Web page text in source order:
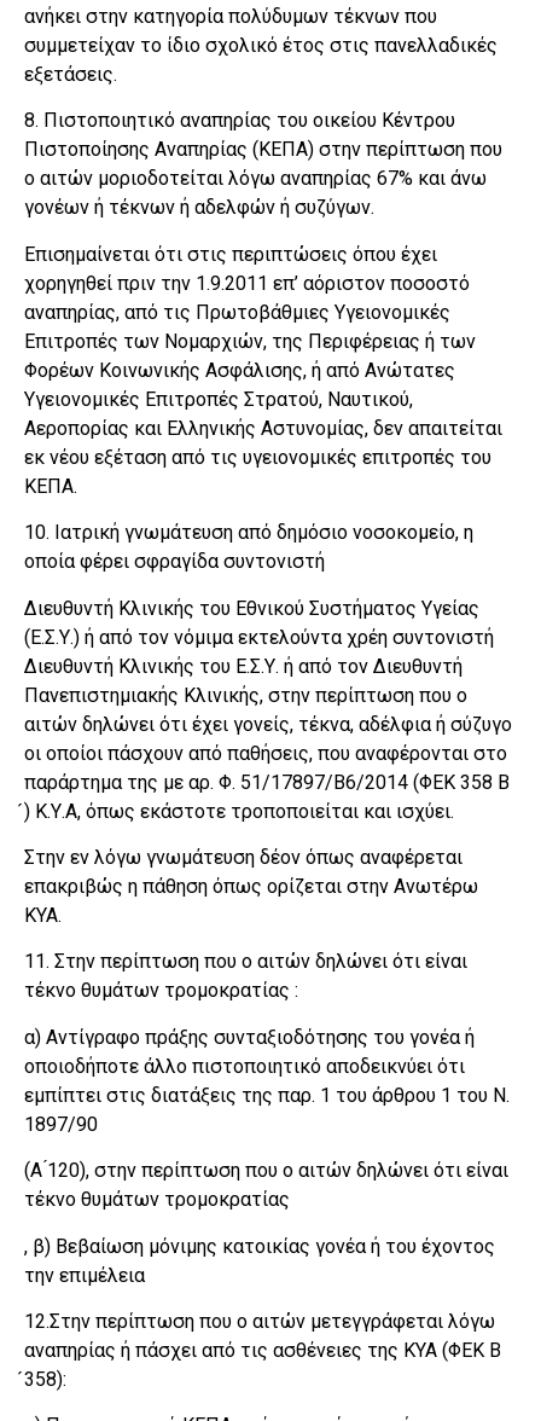
ανήκει στην κατηγορία πολύδυμων τέκνων που
συμμετείχαν το ίδιο σχολικό έτος στις πανελλαδικές
εξετάσεις.
8. Πιστοποιητικό αναπηρίας του οικείου Κέντρου
Πιστοποίησης Αναπηρίας (ΚΕΠΑ) στην περίπτωση που
ο αιτών μοριοδοτείται λόγω αναπηρίας 67% και άνω
γονέων ή τέκνων ή αδελφών ή συζύγων.
Επισημαίνεται ότι στις περιπτώσεις όπου έχει
χορηγηθεί πριν την 1.9.2011 επ’ αόριστον ποσοστό
αναπηρίας, από τις Πρωτοβάθμιες Υγειονομικές
Επιτροπές των Νομαρχιών, της Περιφέρειας ή των
Φορέων Κοινωνικής Ασφάλισης, ή από Ανώτατες
Υγειονομικές Επιτροπές Στρατού, Ναυτικού,
Αεροπορίας και Ελληνικής Αστυνομίας, δεν απαιτείται
εκ νέου εξέταση από τις υγειονομικές επιτροπές του
ΚΕΠΑ.
10. Ιατρική γνωμάτευση από δημόσιο νοσοκομείο, η
οποία φέρει σφραγίδα συντονιστή
Διευθυντή Κλινικής του Εθνικού Συστήματος Υγείας
(Ε.Σ.Υ.) ή από τον νόμιμα εκτελούντα χρέη συντονιστή
Διευθυντή Κλινικής του Ε.Σ.Υ. ή από τον Διευθυντή
Πανεπιστημιακής Κλινικής, στην περίπτωση που ο
αιτών δηλώνει ότι έχει γονείς, τέκνα, αδέλφια ή σύζυγο
οι οποίοι πάσχουν από παθήσεις, που αναφέρονται στο
παράρτημα της με αρ. Φ. 51/17897/Β6/2014 (ΦΕΚ 358 Β
́) Κ.Υ.Α, όπως εκάστοτε τροποποιείται και ισχύει.
Στην εν λόγω γνωμάτευση δέον όπως αναφέρεται
επακριβώς η πάθηση όπως ορίζεται στην Ανωτέρω
ΚΥΑ.
11. Στην περίπτωση που ο αιτών δηλώνει ότι είναι
τέκνο θυμάτων τρομοκρατίας :
α) Αντίγραφο πράξης συνταξιοδότησης του γονέα ή
οποιοδήποτε άλλο πιστοποιητικό αποδεικνύει ότι
εμπίπτει στις διατάξεις της παρ. 1 του άρθρου 1 του Ν.
1897/90
(Α ́120), στην περίπτωση που ο αιτών δηλώνει ότι είναι
τέκνο θυμάτων τρομοκρατίας
, β) Βεβαίωση μόνιμης κατοικίας γονέα ή του έχοντος
την επιμέλεια
12.Στην περίπτωση που ο αιτών μετεγγράφεται λόγω
αναπηρίας ή πάσχει από τις ασθένειες της ΚΥΑ (ΦΕΚ Β
́358):